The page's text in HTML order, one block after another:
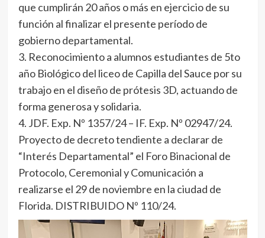
que cumplirán 20 años o más en ejercicio de su
función al finalizar el presente período de
gobierno departamental.
3. Reconocimiento a alumnos estudiantes de 5to
año Biológico del liceo de Capilla del Sauce por su
trabajo en el diseño de prótesis 3D, actuando de
forma generosa y solidaria.
4. JDF. Exp. Nº 1357/24 – IF. Exp. Nº 02947/24.
Proyecto de decreto tendiente a declarar de
“Interés Departamental” el Foro Binacional de
Protocolo, Ceremonial y Comunicación a
realizarse el 29 de noviembre en la ciudad de
Florida. DISTRIBUIDO Nº 110/24.